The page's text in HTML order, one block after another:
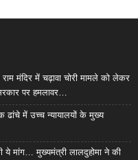
मंदिर में चढ़ावा चोरी मामले को लेकर
पर हमलावर…
ढांचे में उच्च न्यायालयों के मुख्य
मांग… मुख्यमंत्री लालदुहोमा ने की